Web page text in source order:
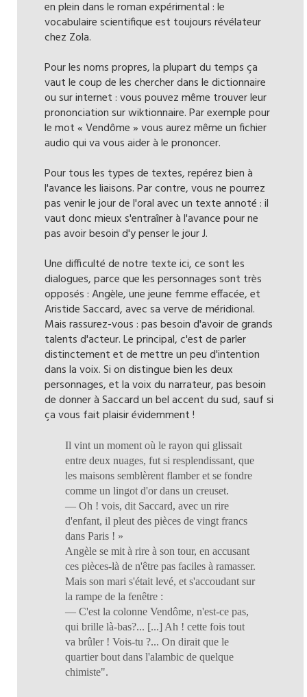
en plein dans le roman expérimental : le
vocabulaire scientifique est toujours révélateur
chez Zola.
Pour les noms propres, la plupart du temps ça
vaut le coup de les chercher dans le dictionnaire
ou sur internet : vous pouvez même trouver leur
prononciation sur wiktionnaire. Par exemple pour
le mot « Vendôme » vous aurez même un fichier
audio qui va vous aider à le prononcer.
Pour tous les types de textes, repérez bien à
l'avance les liaisons. Par contre, vous ne pourrez
pas venir le jour de l'oral avec un texte annoté : il
vaut donc mieux s'entraîner à l'avance pour ne
pas avoir besoin d'y penser le jour J.
Une difficulté de notre texte ici, ce sont les
dialogues, parce que les personnages sont très
opposés : Angèle, une jeune femme effacée, et
Aristide Saccard, avec sa verve de méridional.
Mais rassurez-vous : pas besoin d'avoir de grands
talents d'acteur. Le principal, c'est de parler
distinctement et de mettre un peu d'intention
dans la voix. Si on distingue bien les deux
personnages, et la voix du narrateur, pas besoin
de donner à Saccard un bel accent du sud, sauf si
ça vous fait plaisir évidemment !
Il vint un moment où le rayon qui glissait
entre deux nuages, fut si resplendissant, que
les maisons semblèrent flamber et se fondre
comme un lingot d'or dans un creuset.
— Oh ! vois, dit Saccard, avec un rire
d'enfant, il pleut des pièces de vingt francs
dans Paris ! »
Angèle se mit à rire à son tour, en accusant
ces pièces-là de n'être pas faciles à ramasser.
Mais son mari s'était levé, et s'accoudant sur
la rampe de la fenêtre :
— C'est la colonne Vendôme, n'est-ce pas,
qui brille là-bas?... [...] Ah ! cette fois tout
va brûler ! Vois-tu ?... On dirait que le
quartier bout dans l'alambic de quelque
chimiste".